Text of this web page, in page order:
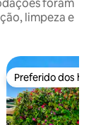
foram
limpeza e
Preferido dos
Preferido dos